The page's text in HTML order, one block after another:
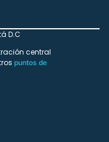
D.C
central
puntos de